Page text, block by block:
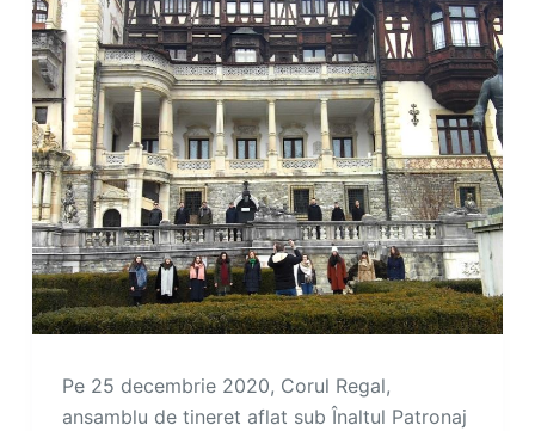
Pe 25 decembrie 2020, Corul Regal,
ansamblu de tineret aflat sub Înaltul Patronaj